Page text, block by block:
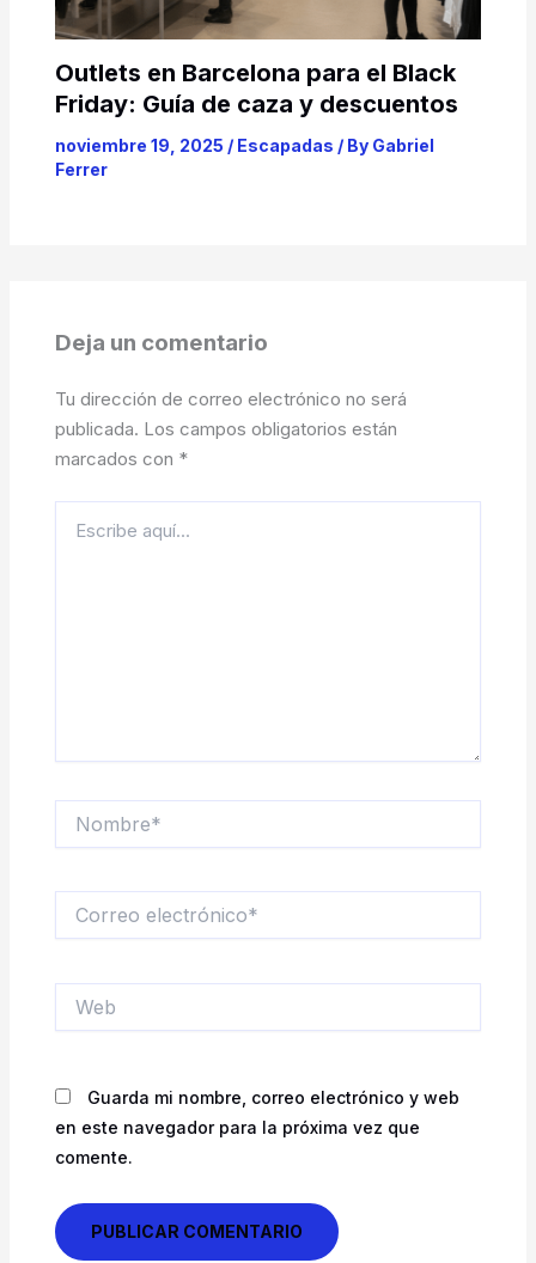
Outlets en Barcelona para el Black
Friday: Guía de caza y descuentos
noviembre 19, 2025 / Escapadas / By Gabriel
Ferrer
Deja un comentario
Tu dirección de correo electrónico no será
publicada. Los campos obligatorios están
marcados con *
aquí...
electrónico*
Guarda mi nombre, correo electrónico y web
en este navegador para la próxima vez que
comente.